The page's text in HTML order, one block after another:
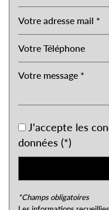
statistiques
Nombre d'habitants
Propriétaires (vs.
Taxe foncière
Habitants de moins
Habitants de 25 à 55
Habitants de plus de
Nombre d'enfants par
Familles sans enfant
J'accepte les
données (*)
*Champs obligatoires